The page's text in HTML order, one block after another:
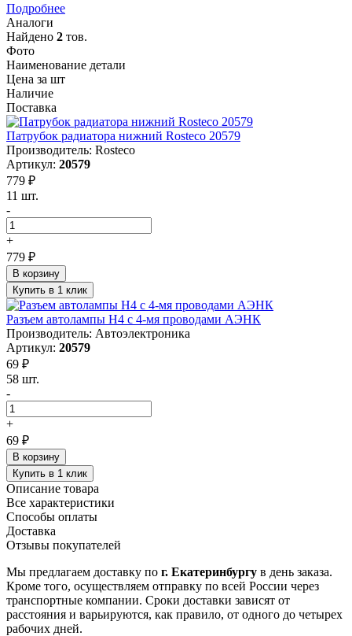
Подробнее
Аналоги
Найдено 2 тов.
Фото
Наименование детали
Цена за шт
Наличие
Поставка
Патрубок радиатора нижний Rosteco 20579
Производитель: Rosteco
Артикул: 20579
779 ₽
11 шт.
-
+
779 ₽
В корзину
Купить в 1 клик
Разъем автолампы Н4 с 4-мя проводами АЭНК
Производитель: Автоэлектроника
Артикул: 20579
69 ₽
58 шт.
-
+
69 ₽
В корзину
Купить в 1 клик
Описание товара
Все характеристики
Способы оплаты
Доставка
Отзывы покупателей
Мы предлагаем доставку по г. Екатеринбургу в день заказа.
Кроме того, осуществляем отправку по всей России через
транспортные компании. Сроки доставки зависят от
расстояния и варьируются, как правило, от одного до четырех
рабочих дней.